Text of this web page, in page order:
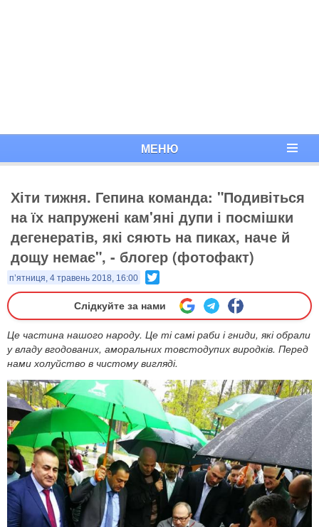
МЕНЮ
Хіти тижня. Гепина команда: "Подивіться
на їх напружені кам'яні дупи і посмішки
дегенератів, які сяють на пиках, наче й
дощу немає", - блогер (фотофакт)
п’ятниця, 4 травень 2018, 16:00
Слідкуйте за нами
Це частина нашого народу. Це ті самі раби і гниди, які обрали
у владу вгодованих, аморальних товстодупих виродків. Перед
нами холуйство в чистому вигляді.